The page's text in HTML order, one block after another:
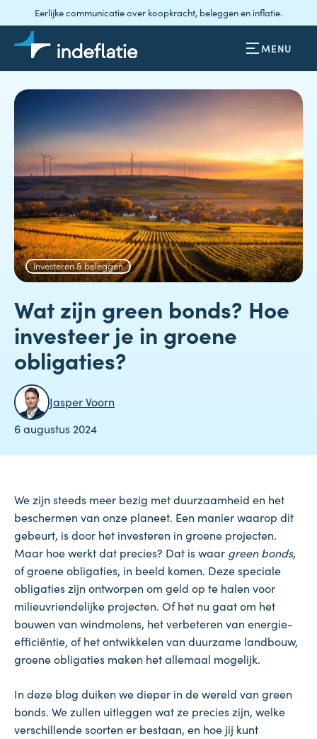
Eerlijke communicatie over koopkracht, beleggen en inflatie.
MENU
Wat zijn green bonds? Hoe
investeer je in groene
obligaties?
Jasper Voorn
6 augustus 2024
Investeren & beleggen
We zijn steeds meer bezig met duurzaamheid en het
beschermen van onze planeet. Een manier waarop dit
gebeurt, is door het investeren in groene projecten.
Maar hoe werkt dat precies? Dat is waar green bonds,
of groene obligaties, in beeld komen. Deze speciale
obligaties zijn ontworpen om geld op te halen voor
milieuvriendelijke projecten. Of het nu gaat om het
bouwen van windmolens, het verbeteren van energie-
efficiëntie, of het ontwikkelen van duurzame landbouw,
groene obligaties maken het allemaal mogelijk.
In deze blog duiken we dieper in de wereld van green
bonds. We zullen uitleggen wat ze precies zijn, welke
verschillende soorten er bestaan, en hoe jij kunt